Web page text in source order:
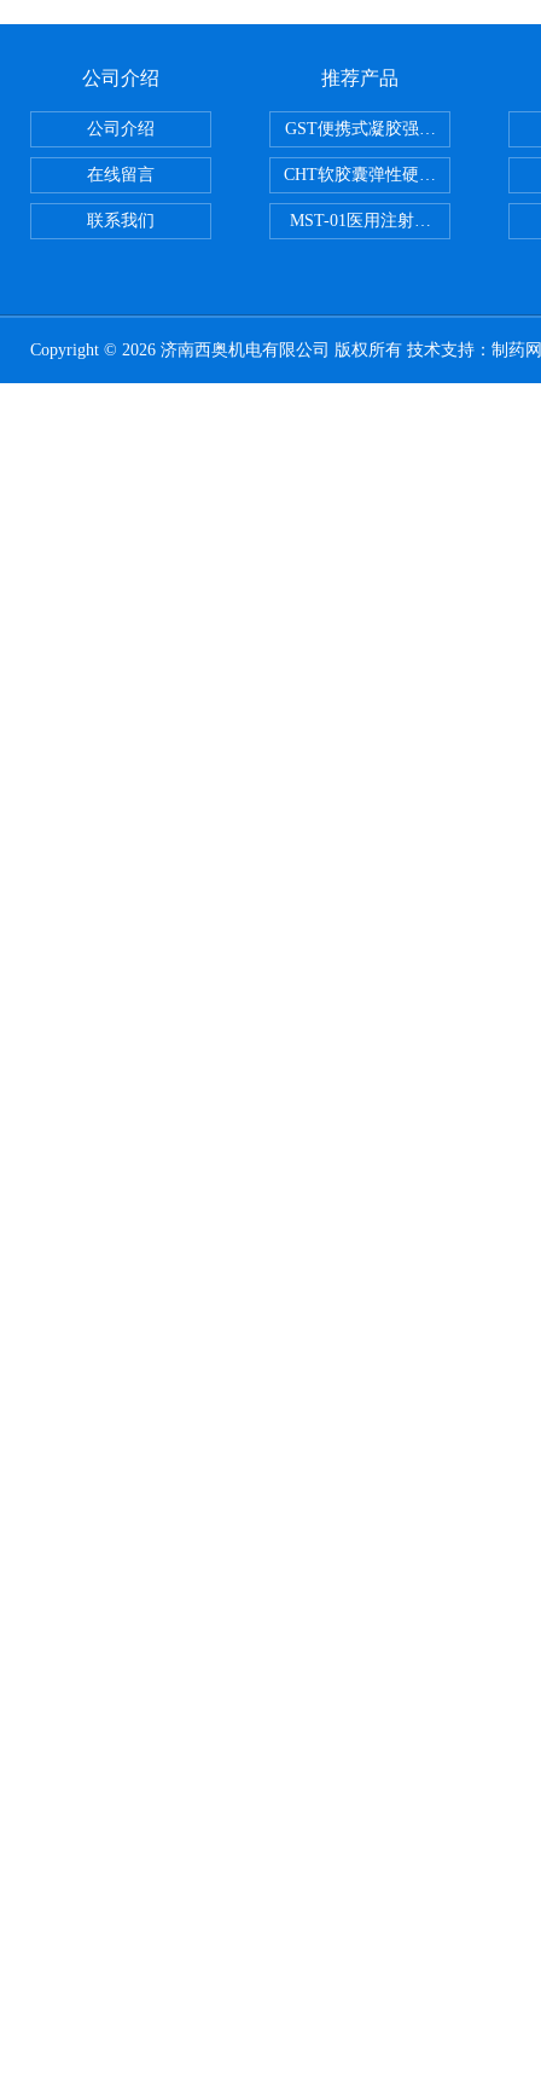
公司介绍
公司介绍
在线留言
联系我们
推荐产品
GST便携式凝胶强度测定仪
CHT软胶囊弹性硬度测试仪
MST-01医用注射器测试仪
Copyright © 2026 济南西奥机电有限公司 版权所有 技术支持： 制药网